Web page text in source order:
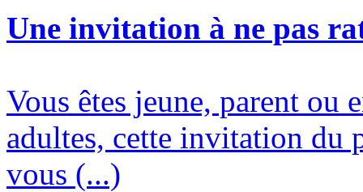
Une invitation à ne pas
Vous êtes jeune, parent ou
adultes, cette invitation du
vous (...)